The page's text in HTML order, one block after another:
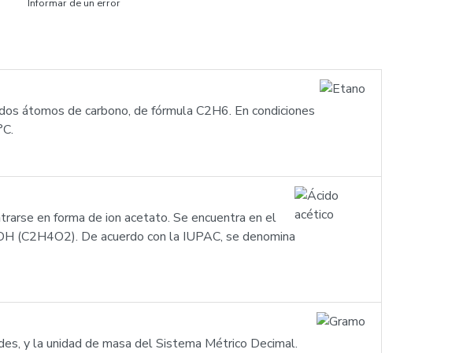
Informar de un error
átomos de carbono, de fórmula C2H6. En condiciones
en forma de ion acetato. Se encuentra en el
(C2H4O2). De acuerdo con la IUPAC, se denomina
y la unidad de masa del Sistema Métrico Decimal.